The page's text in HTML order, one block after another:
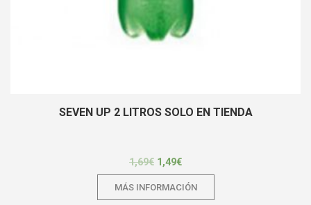
SEVEN UP 2 LITROS SOLO EN TIENDA
1,69€ 1,49€
MÁS INFORMACIÓN